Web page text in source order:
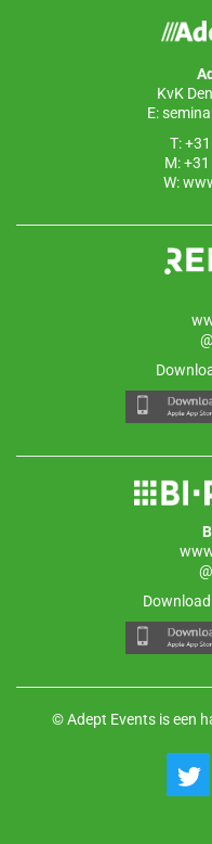
p
p
KvK
E:
T:
M:
W:
© Adept Events is een